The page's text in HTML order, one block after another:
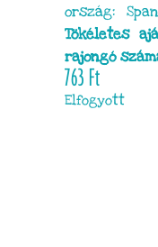
ország:
Tökéletes
rajongó
763Ft
Elfogyott